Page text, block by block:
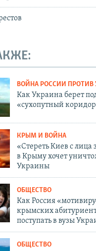
ВОЙНА РОССИИ ПРОТИВ
Как Украина берет
«сухопутный
КРЫМ И ВОЙНА
«Стереть Киев с лица
в Крыму хочет
Украины
ОБЩЕСТВО
Как Россия
крымских
поступать в вузы
ОБЩЕСТВО